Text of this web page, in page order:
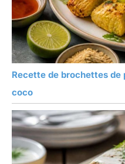
Recette de brochettes
coco